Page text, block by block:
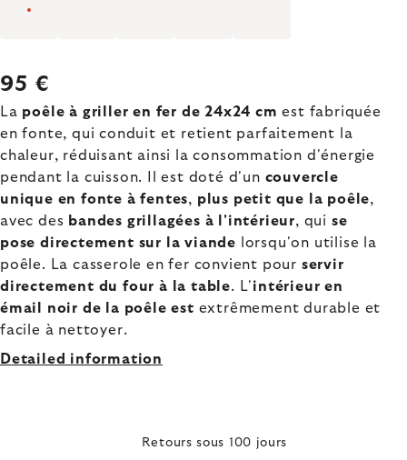
95 €
La poêle à griller en fer de 24x24 cmest fabriquée
en fonte, qui conduit et retient parfaitement la
chaleur, réduisant ainsi la consommation d'énergie
pendant la cuisson. Il est doté d'un couvercle
unique en fonte à fentes, plus petit que la poêle,
avec des bandes grillagées à l'intérieur, qui se
pose directement sur la viande lorsqu'on utilise la
poêle. La casserole en fer convient pour servir
directement du four à la table. L'intérieur en
émail noir de la poêle est extrêmement durable et
facile à nettoyer.
Detailed information
Retours sous 100 jours